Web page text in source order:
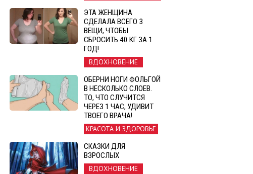
ЭТА ЖЕНЩИНА
СДЕЛАЛА ВСЕГО 3
ВЕЩИ, ЧТОБЫ
СБРОСИТЬ 40 КГ ЗА 1
ГОД!
ВДОХНОВЕНИЕ
ОБЕРНИ НОГИ ФОЛЬГОЙ
В НЕСКОЛЬКО СЛОЕВ.
ТО, ЧТО СЛУЧИТСЯ
ЧЕРЕЗ 1 ЧАС, УДИВИТ
ТВОЕГО ВРАЧА!
КРАСОТА И ЗДОРОВЬЕ
СКАЗКИ ДЛЯ
ВЗРОСЛЫХ
ВДОХНОВЕНИЕ